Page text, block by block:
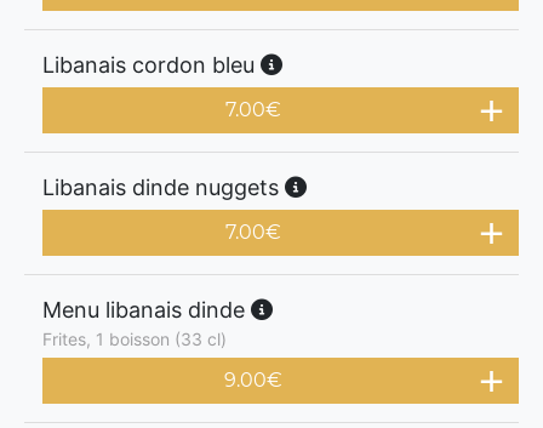
Libanais cordon bleu
7.00€
Libanais dinde nuggets
7.00€
Menu libanais dinde
Frites, 1 boisson (33 cl)
9.00€